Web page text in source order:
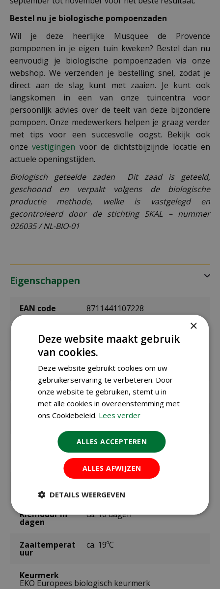
Bestel nu je biologische pompoenzaden
Wil je deze heerlijke Musquee de Provence
pompoenen in je eigen tuin kweken? Bestel dan nu
eenvoudig je biologische pompoenzaden via onze
webshop. We verzenden je bestelling snel, zodat je
direct aan de slag kunt met zaaien. Je kunt ook
langskomen in een van onze tuincentra voor
persoonlijk advies over de teelt van deze bijzondere
pompoen. Onze medewerkers helpen je graag verder
met tips voor een succesvolle oogst. Bekijk ook
onzevestigingen voor de dichtstbijzijnde locatie en
actuele openingstijden.
Biologisch geteelde zaden Dit zaad is geteeld,
geschoond en verpakt volgens de biologische
productie methode, welke is vastgelegd en
gecontroleerd door de stichting SKAL – nummer
026035 / NL-BIO-01
Eigenschappen
EAN code 8711441107228
leverancier
naam
Merk Sluis Garden
Zaaien onder april t/m mei
mei t/m juni
oogsttijd
Kiemduur in
dagen
ca. 10 dagen
Zaaitemperat
uur
ca. 19ºC
Keurmerk
EKO Europees biologisch keurmerk
×
Deze website maakt gebruik
van cookies.
Deze website gebruikt cookies om uw
gebruikerservaring te verbeteren. Door
onze website te gebruiken, stemt u in
met alle cookies in overeenstemming met
ons Cookiebeleid. Lees verder
ALLES ACCEPTEREN
ALLES AFWIJZEN
DETAILS WEERGEVEN